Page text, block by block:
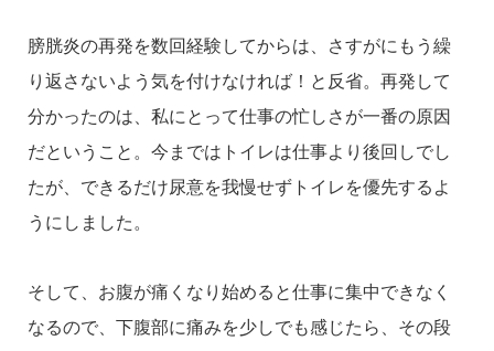
膀胱炎の再発を数回経験してからは、さすがにもう繰
り返さないよう気を付けなければ！と反省。再発して
分かったのは、私にとって仕事の忙しさが一番の原因
だということ。今まではトイレは仕事より後回しでし
たが、できるだけ尿意を我慢せずトイレを優先するよ
うにしました。
そして、お腹が痛くなり始めると仕事に集中できなく
なるので、下腹部に痛みを少しでも感じたら、その段